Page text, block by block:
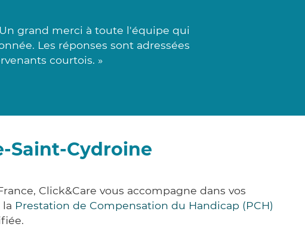
grand merci à toute l'équipe qui
Les réponses sont adressées
courtois. »
Saint-Cydroine
Click&Care vous accompagne dans vos
la Prestation de Compensation du Handicap (PCH)